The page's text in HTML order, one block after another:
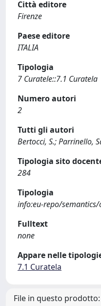
Città editore
Firenze
Paese editore
ITALIA
Tipologia
7 Curatele::7.1 Curatela
Numero autori
2
Tutti gli autori
Bertocci, S.; Parrinello,
Tipologia sito
284
Tipologia
info:eu-repo/
Fulltext
none
Appare nelle
7.1 Curatela
File in questo prodotto: